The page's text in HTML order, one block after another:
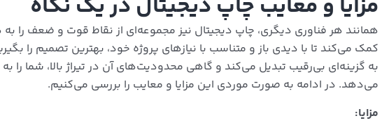
مزایا و معایب چاپ دیجیتال در یک نگاه
همانند هر فناوری دیگری، چاپ دیجیتال نیز مجموعه‌ای از نقاط قوت و ضعف را
کمک می‌کند تا با دیدی باز و متناسب با نیازهای پروژه خود، بهترین تصمیم را
به گزینه‌ای بی‌رقیب تبدیل می‌کند و گاهی محدودیت‌های آن در تیراژ بالا،
می‌دهد. در ادامه به صورت موردی این مزایا و معایب را بررسی می‌کنیم.
مزایا: